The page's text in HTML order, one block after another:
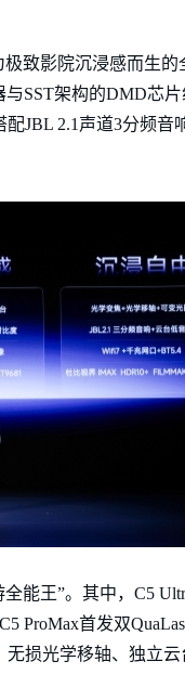
致影院沉浸感而生
SST架构的DMD芯
JBL 2.1声道3分频音
能王”。其中，C5
ProMax首发双
损光学移轴、独立